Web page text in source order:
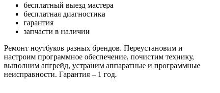
бесплатный выезд мастера
бесплатная диагностика
гарантия
запчасти в наличии
Ремонт ноутбуков разных брендов. Переустановим и
настроим программное обеспечение, почистим технику,
выполним апгрейд, устраним аппаратные и программные
неисправности. Гарантия – 1 год.